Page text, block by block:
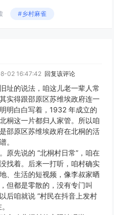
#乡村麻雀
02 16:47:42 回复该评论
址的说法，咱这儿老一辈人常
实得跟邵原区苏维埃政府连一
明白白写着，1932 年成立的
桐这一片都归人家管。所以咱
邵原区苏维埃政府在北桐的活
。
原先说的 “北桐村日常”，咱在
找着。后来一打听，咱村确实
、生活的短视频，像李叔家晒
但都是零散的，没有专门叫
后咱就说 “村民在抖音上发村